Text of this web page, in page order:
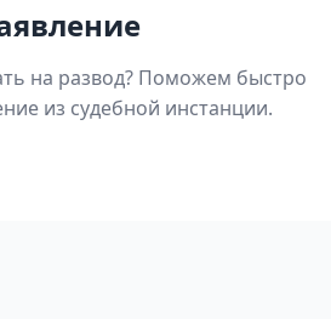
на развод? Поможем быстро
из судебной инстанции.